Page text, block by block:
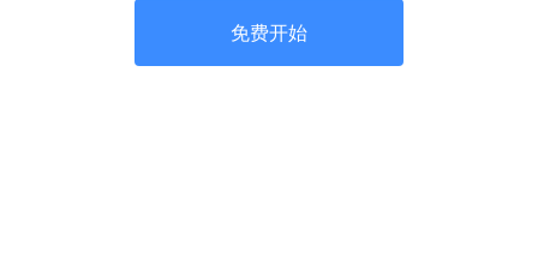
免费开始